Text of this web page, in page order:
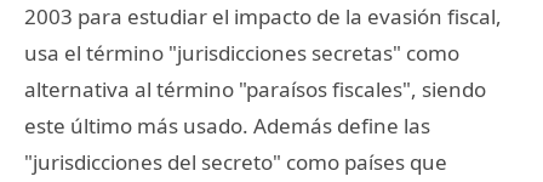
2003 para estudiar el impacto de la evasión fiscal,
usa el término "jurisdicciones secretas" como
alternativa al término "paraísos fiscales", siendo
este último más usado. Además define las
"jurisdicciones del secreto" como países que